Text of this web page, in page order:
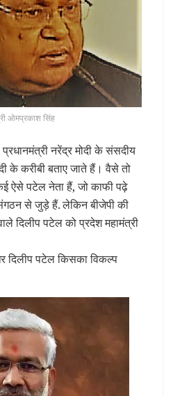
ओमप्रकाश सिंह
प्रधानमंत्री नरेंद्र मोदी के संसदीय
के करीबी बताए जाते हैं। वैसे तो
ऐसे पटेल नेता हैं, जो काफी पढ़े
से जुड़े हैं. लेकिन बीजेपी की
दिलीप पटेल को प्रदेश महामंत्री
दिलीप पटेल किसका विकल्प